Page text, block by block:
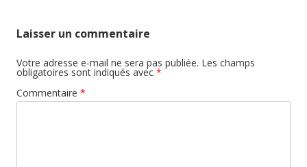
Laisser un commentaire
Votre adresse e-mail ne sera pas publiée. Les champs
obligatoires sont indiqués avec *
Commentaire *